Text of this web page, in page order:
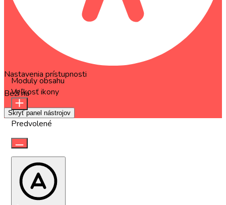
Nastavenia prístupnosti
Beží naOneTap
Skryť panel nástrojov
Moduly obsahu
Veľkosť ikony
Predvolené